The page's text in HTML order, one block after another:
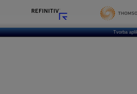
Tvorba